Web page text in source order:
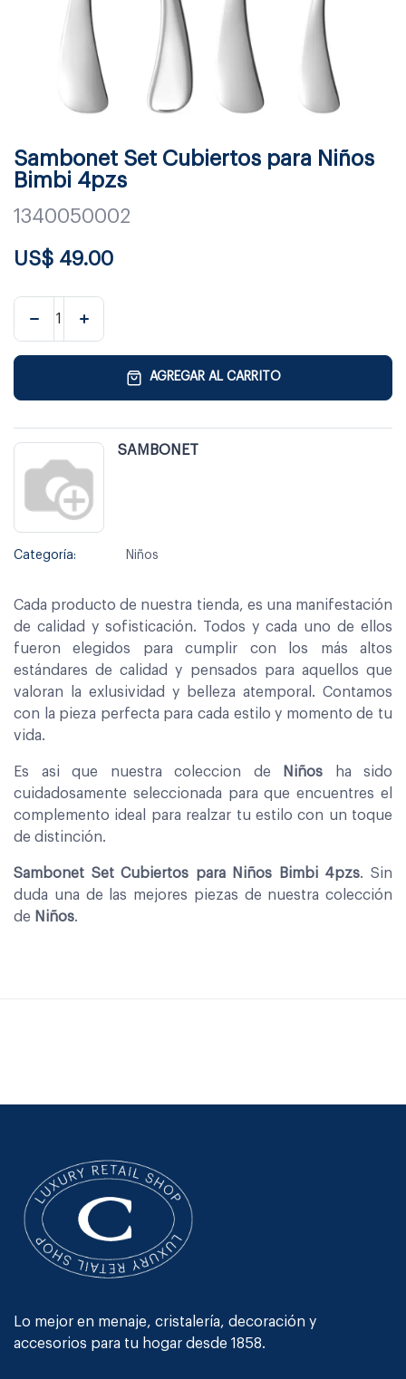
Sambonet Set Cubiertos para Niños
Bimbi 4pzs
1340050002
US$ 49.00
AGREGAR AL CARRITO
SAMBONET
Categoría: Niños
Cada producto de nuestra tienda, es una manifestación
de calidad y sofisticación. Todos y cada uno de ellos
fueron elegidos para cumplir con los más altos
estándares de calidad y pensados para aquellos que
valoran la exlusividad y belleza atemporal. Contamos
con la pieza perfecta para cada estilo y momento de tu
vida.
Es asi que nuestra coleccion de Niños ha sido
cuidadosamente seleccionada para que encuentres el
complemento ideal para realzar tu estilo con un toque
de distinción.
Sambonet Set Cubiertos para Niños Bimbi 4pzs. Sin
duda una de las mejores piezas de nuestra colección
de Niños.
Lo mejor en menaje, cristalería, decoración y
accesorios para tu hogar desde 1858.